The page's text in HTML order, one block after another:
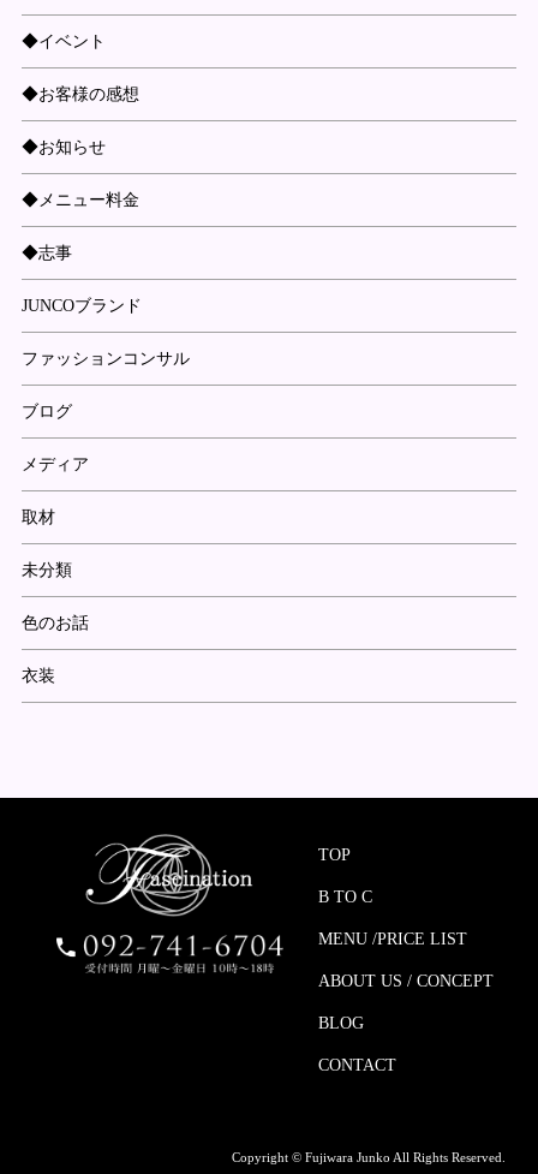
◆イベント
◆お客様の感想
◆お知らせ
◆メニュー料金
◆志事
JUNCOブランド
ファッションコンサル
ブログ
メディア
取材
未分類
色のお話
衣装
TOP
B TO C
MENU /PRICE LIST
ABOUT US / CONCEPT
BLOG
CONTACT
Copyright © Fujiwara Junko All Rights Reserved.